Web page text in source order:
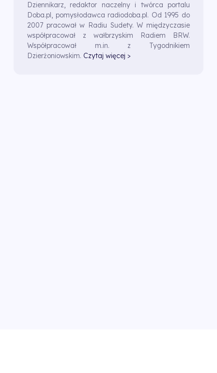
Dziennikarz, redaktor naczelny i twórca portalu
Doba.pl, pomysłodawca radiodoba.pl. Od 1995 do
2007 pracował w Radiu Sudety. W międzyczasie
współpracował z wałbrzyskim Radiem BRW.
Współpracował m.in. z Tygodnikiem
Dzierżoniowskim. Czytaj więcej >